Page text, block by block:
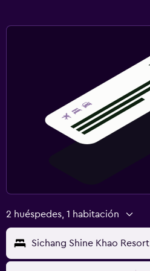
2 huéspedes, 1 habitación
Sichang Shine Khao Resort